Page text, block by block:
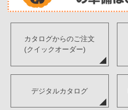
カタログからのご注文
(クイックオーダー)
デジタルカタログ